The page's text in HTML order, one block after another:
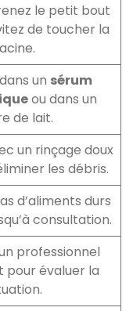
le petit bout
de toucher la
un sérum
ou dans un
de lait.
un rinçage doux
les débris.
d’aliments durs
consultation.
professionnel
pour évaluer la